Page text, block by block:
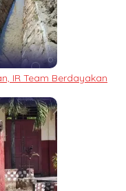
IR Team Berdayakan